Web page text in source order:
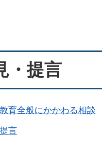
・提言
育全般にかかわる相談
言